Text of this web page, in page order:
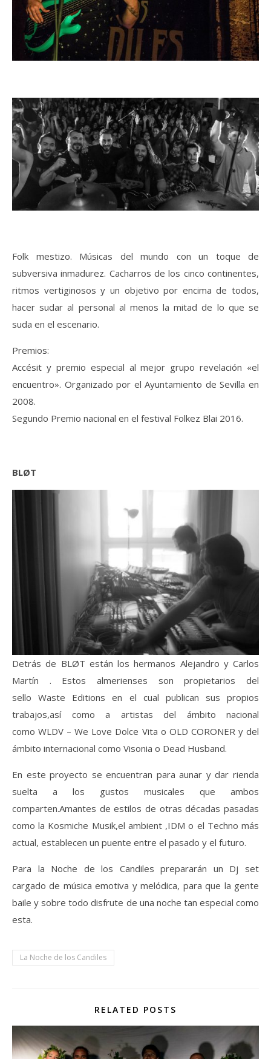
Folk mestizo. Músicas del mundo con un toque de
subversiva inmadurez. Cacharros de los cinco continentes,
ritmos vertiginosos y un objetivo por encima de todos,
hacer sudar al personal al menos la mitad de lo que se
suda en el escenario.
Premios:
Accésit y premio especial al mejor grupo revelación «el
encuentro». Organizado por el Ayuntamiento de Sevilla en
2008.
Segundo Premio nacional en el festival Folkez Blai 2016.
BLØT
Detrás de BLØT están los hermanos Alejandro y Carlos
Martín . Estos almerienses son propietarios del
sello Waste Editions en el cual publican sus propios
trabajos,así como a artistas del ámbito nacional
como WLDV – We Love Dolce Vita o OLD CORONER y del
ámbito internacional como Visonia o Dead Husband.
En este proyecto se encuentran para aunar y dar rienda
suelta a los gustos musicales que ambos
comparten.Amantes de estilos de otras décadas pasadas
como la Kosmiche Musik,el ambient ,IDM o el Techno más
actual, establecen un puente entre el pasado y el futuro.
Para la Noche de los Candiles prepararán un Dj set
cargado de música emotiva y melódica, para que la gente
baile y sobre todo disfrute de una noche tan especial como
esta.
La Noche de los Candiles
RELATED POSTS